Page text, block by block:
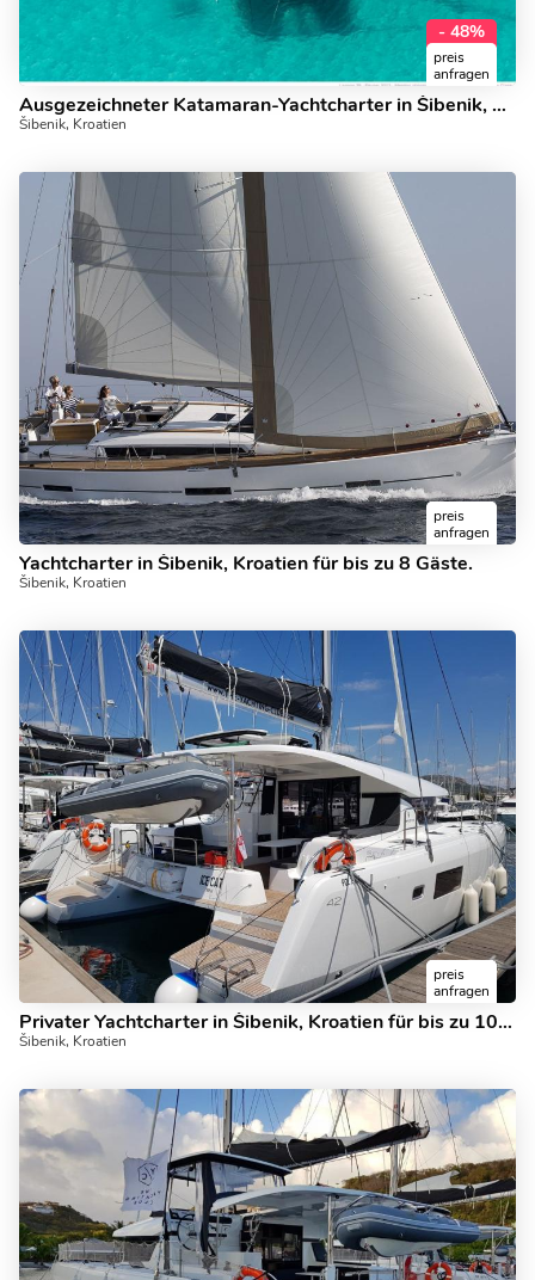
- 48%
preis
anfragen
Ausgezeichneter Katamaran-Yachtcharter in Šibenik, Kroatien.
Šibenik, Kroatien
preis
anfragen
Yachtcharter in Šibenik, Kroatien für bis zu 8 Gäste.
Šibenik, Kroatien
preis
anfragen
Privater Yachtcharter in Šibenik, Kroatien für bis zu 10 Gäste.
Šibenik, Kroatien